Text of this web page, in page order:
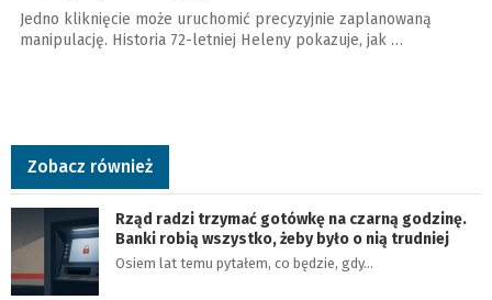
Jedno kliknięcie może uruchomić precyzyjnie zaplanowaną
manipulację. Historia 72-letniej Heleny pokazuje, jak …
Zobacz również
Rząd radzi trzymać gotówkę na czarną godzinę.
Banki robią wszystko, żeby było o nią trudniej
Osiem lat temu pytałem, co będzie, gdy…